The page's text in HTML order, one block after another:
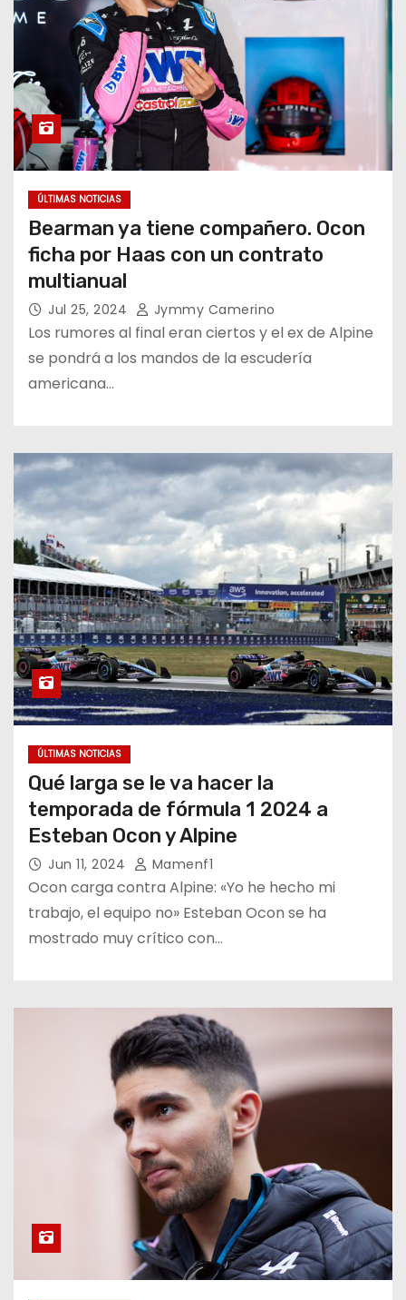
ÚLTIMAS NOTICIAS
Bearman ya tiene compañero. Ocon
ficha por Haas con un contrato
multianual
Jul 25, 2024 Jymmy Camerino
Los rumores al final eran ciertos y el ex de Alpine
se pondrá a los mandos de la escudería
americana…
ÚLTIMAS NOTICIAS
Qué larga se le va hacer la
temporada de fórmula 1 2024 a
Esteban Ocon y Alpine
Jun 11, 2024 Mamenf1
Ocon carga contra Alpine: «Yo he hecho mi
trabajo, el equipo no» Esteban Ocon se ha
mostrado muy crítico con…